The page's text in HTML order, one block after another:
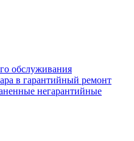
обслуживания
в гарантийный ремонт
негарантийные